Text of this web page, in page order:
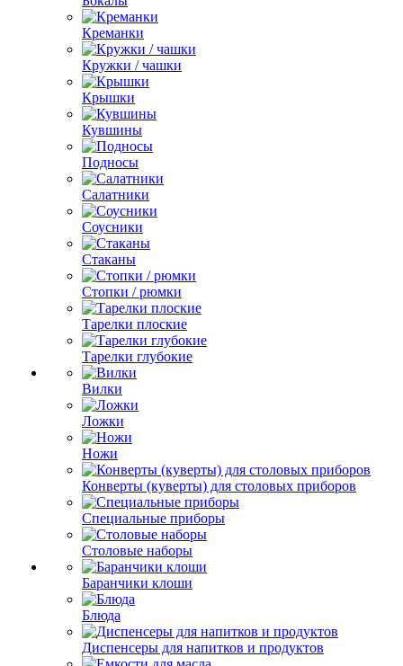
Креманки
Кружки / чашки
Крышки
Кувшины
Подносы
Салатники
Соусники
Стаканы
Стопки / рюмки
Тарелки плоские
Тарелки глубокие
Вилки
Ложки
Ножи
Конверты (куверты) для столовых приборов
Специальные приборы
Столовые наборы
Баранчики клоши
Блюда
Диспенсеры для напитков и продуктов